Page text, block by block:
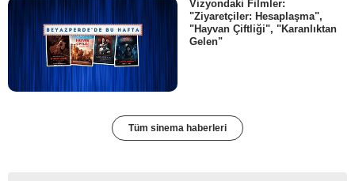
Vizyondaki Filmler:
"Ziyaretçiler: Hesaplaşma",
"Hayvan Çiftliği", "Karanlıktan
Gelen"
Tüm sinema haberleri